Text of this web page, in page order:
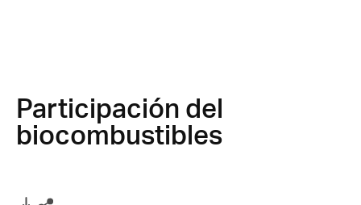
Participación del
biocombustibles